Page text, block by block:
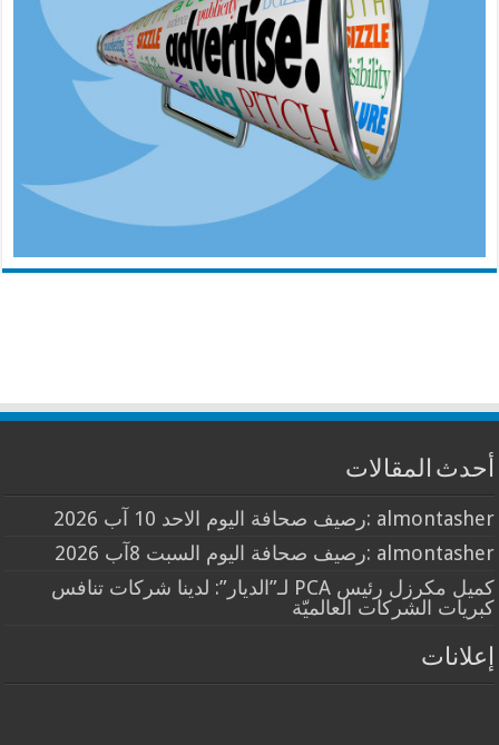
أحدث المقالات
almontasher :رصيف صحافة اليوم الاحد 10 آب 2026
almontasher :رصيف صحافة اليوم السبت 8آب 2026
كميل مكرزل رئيس PCA لـ”الديار”: لدينا شركات تنافس
كبريات الشركات العالميّة
إعلانات